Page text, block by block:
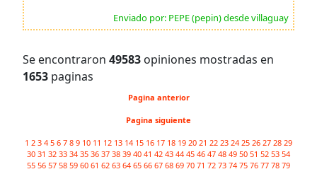
Enviado por: PEPE (pepin) desde villaguay
Se encontraron 49583 opiniones mostradas en
1653 paginas
Pagina anterior
Pagina siguiente
1 2 3 4 5 6 7 8 9 10 11 12 13 14 15 16 17 18 19 20 21 22 23 24 25 26 27 28 29
30 31 32 33 34 35 36 37 38 39 40 41 42 43 44 45 46 47 48 49 50 51 52 53 54
55 56 57 58 59 60 61 62 63 64 65 66 67 68 69 70 71 72 73 74 75 76 77 78 79